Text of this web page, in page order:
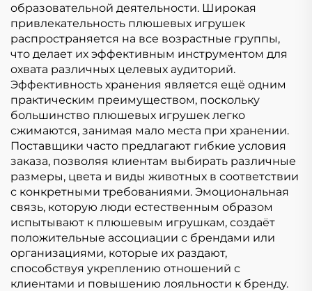
образовательной деятельности. Широкая
привлекательность плюшевых игрушек
распространяется на все возрастные группы,
что делает их эффективным инструментом для
охвата различных целевых аудиторий.
Эффективность хранения является ещё одним
практическим преимуществом, поскольку
большинство плюшевых игрушек легко
сжимаются, занимая мало места при хранении.
Поставщики часто предлагают гибкие условия
заказа, позволяя клиентам выбирать различные
размеры, цвета и виды животных в соответствии
с конкретными требованиями. Эмоциональная
связь, которую люди естественным образом
испытывают к плюшевым игрушкам, создаёт
положительные ассоциации с брендами или
организациями, которые их раздают,
способствуя укреплению отношений с
клиентами и повышению лояльности к бренду.